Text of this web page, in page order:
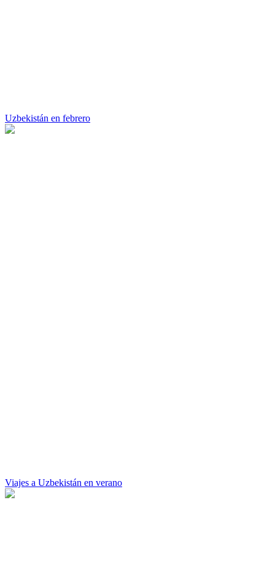
Uzbekistán en febrero
Viajes a Uzbekistán en verano